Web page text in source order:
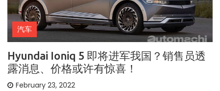
汽车
Hyundai Ioniq 5 即将进军我国？销售员透
露消息、价格或许有惊喜！
February 23, 2022